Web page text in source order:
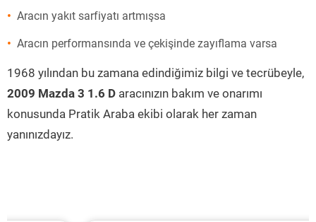
Aracın yakıt sarfiyatı artmışsa
Aracın performansında ve çekişinde zayıflama varsa
1968 yılından bu zamana edindiğimiz bilgi ve tecrübeyle,
2009 Mazda 3 1.6 D aracınızın bakım ve onarımı
konusunda Pratik Araba ekibi olarak her zaman
yanınızdayız.